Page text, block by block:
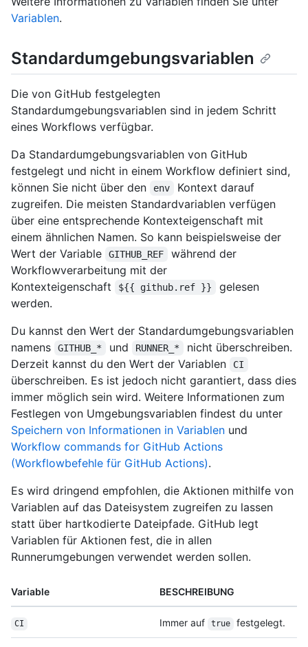
Variablen.
Standardumgebungsvariablen
Die von GitHub festgelegten
Standardumgebungsvariablen sind in jedem Schritt
eines Workflows verfügbar.
Da Standardumgebungsvariablen von GitHub
festgelegt und nicht in einem Workflow definiert sind,
können Sie nicht über den
env
Kontext darauf
zugreifen. Die meisten Standardvariablen verfügen
über eine entsprechende Kontexteigenschaft mit
einem ähnlichen Namen. So kann beispielsweise der
Wert der Variable
GITHUB_REF
während der
Workflowverarbeitung mit der
Kontexteigenschaft
${{ github.ref }}
gelesen
werden.
Du kannst den Wert der Standardumgebungsvariablen
namens
GITHUB_* und RUNNER_*
nicht überschreiben.
Derzeit kannst du den Wert der Variablen
CI
überschreiben. Es ist jedoch nicht garantiert, dass dies
immer möglich sein wird. Weitere Informationen zum
Festlegen von Umgebungsvariablen findest du unter
Speichern von Informationen in Variablen und
Workflow commands for GitHub Actions
(Workflowbefehle für GitHub Actions).
Es wird dringend empfohlen, die Aktionen mithilfe von
Variablen auf das Dateisystem zugreifen zu lassen
statt über hartkodierte Dateipfade. GitHub legt
Variablen für Aktionen fest, die in allen
Runnerumgebungen verwendet werden sollen.
Variable BESCHREIBUNG
CI Immer auf true festgelegt.